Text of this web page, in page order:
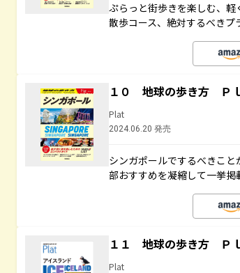
ぷらっと街歩きを楽しむ、
散歩コース、絶対するべきプ
１０ 地球の歩き方 Ｐ
Plat
2024.06.20 発売
シンガポールでするべきこ
部おすすめを凝縮して一挙掲
１１ 地球の歩き方 Ｐ
Plat